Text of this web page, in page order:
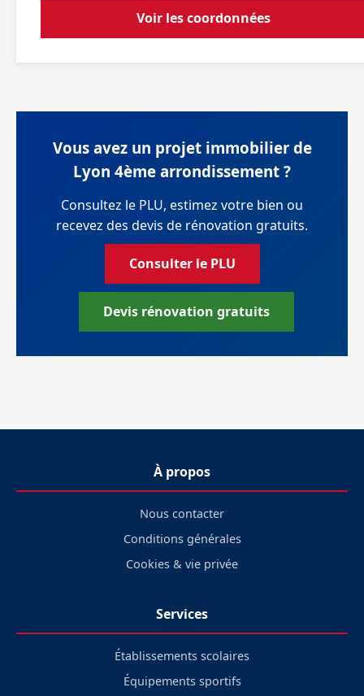
Voir les coordonnées
Vous avez un projet immobilier de
Lyon 4ème arrondissement ?
Consultez le PLU, estimez votre bien ou
recevez des devis de rénovation gratuits.
Consulter le PLU
Devis rénovation gratuits
À propos
Nous contacter
Conditions générales
Cookies & vie privée
Services
Établissements scolaires
Équipements sportifs